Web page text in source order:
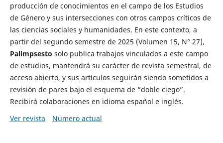
producción de conocimientos en el campo de los Estudios
de Género y sus intersecciones con otros campos críticos de
las ciencias sociales y humanidades. En este contexto, a
partir del segundo semestre de 2025 (Volumen 15, N° 27),
Palimpsesto solo publica trabajos vinculados a este campo
de estudios, mantendrá su carácter de revista semestral, de
acceso abierto, y sus artículos seguirán siendo sometidos a
revisión de pares bajo el esquema de “doble ciego”.
Recibirá colaboraciones en idioma español e inglés.
Ver revista
Número actual